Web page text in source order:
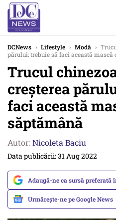
DCNews › Lifestyle › Modă ›
părului: trebuie să faci această mască
Trucul
creșterea
faci această
săptămână
Autor:Nicoleta Baciu
Data publicării: 31 Aug 2022
Adaugă-ne ca sursă preferată
Urmărește-ne pe Google News